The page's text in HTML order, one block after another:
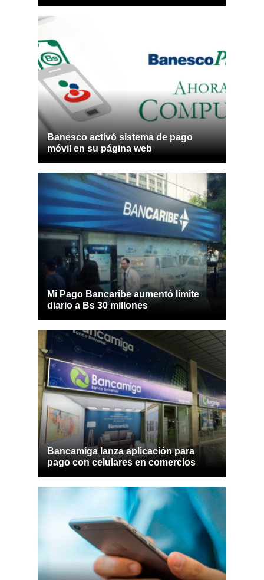
Banesco activó sistema de pago
móvil en su página web
Mi Pago Bancaribe aumentó límite
diario a Bs 30 millones
Bancamiga lanza aplicación para
pago con celulares en comercios